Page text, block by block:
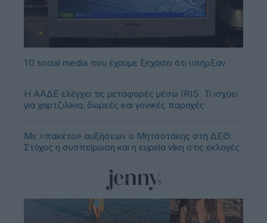
10 social media που έχουμε ξεχάσει ότι υπήρξαν
Η ΑΑΔΕ ελέγχει τις μεταφορές μέσω IRIS: Τι ισχύει
για χαρτζιλίκια, δωρεές και γονικές παροχές
Με «πακέτο» αυξήσεων ο Μητσοτάκης στη ΔΕΘ:
Στόχος η συσπείρωση και η ευρεία νίκη στις εκλογές